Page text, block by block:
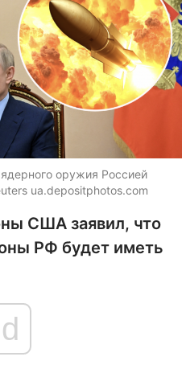
оружия Россией
ua.depositphotos.com
США заявил, что
РФ будет иметь